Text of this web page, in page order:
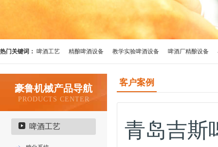
热门关键词： 啤酒工艺 精酿啤酒设备 教学实验啤酒设备 啤酒厂精酿设备
豪鲁机械产品导航
PRODUCTS CENTER
啤酒工艺
客户案例
青岛吉斯